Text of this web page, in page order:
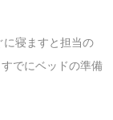
寝ますと担当の
でにベッドの準備